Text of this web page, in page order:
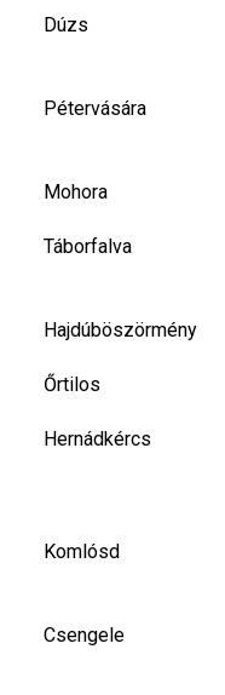
Dúzs
Pétervására
Mohora
Táborfalva
Hajdúböszörmény
Őrtilos
Hernádkércs
Komlósd
Csengele